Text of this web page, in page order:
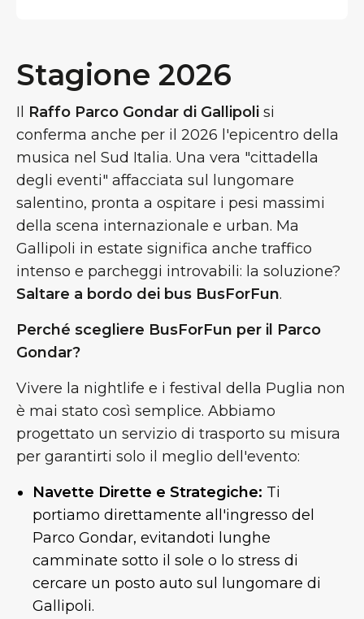
Stagione 2026
Il Raffo Parco Gondar di Gallipoli si
conferma anche per il 2026 l'epicentro della
musica nel Sud Italia. Una vera "cittadella
degli eventi" affacciata sul lungomare
salentino, pronta a ospitare i pesi massimi
della scena internazionale e urban. Ma
Gallipoli in estate significa anche traffico
intenso e parcheggi introvabili: la soluzione?
Saltare a bordo dei bus BusForFun.
Perché scegliere BusForFun per il Parco
Gondar?
Vivere la nightlife e i festival della Puglia non
è mai stato così semplice. Abbiamo
progettato un servizio di trasporto su misura
per garantirti solo il meglio dell'evento:
Navette Dirette e Strategiche: Ti
portiamo direttamente all'ingresso del
Parco Gondar, evitandoti lunghe
camminate sotto il sole o lo stress di
cercare un posto auto sul lungomare di
Gallipoli.